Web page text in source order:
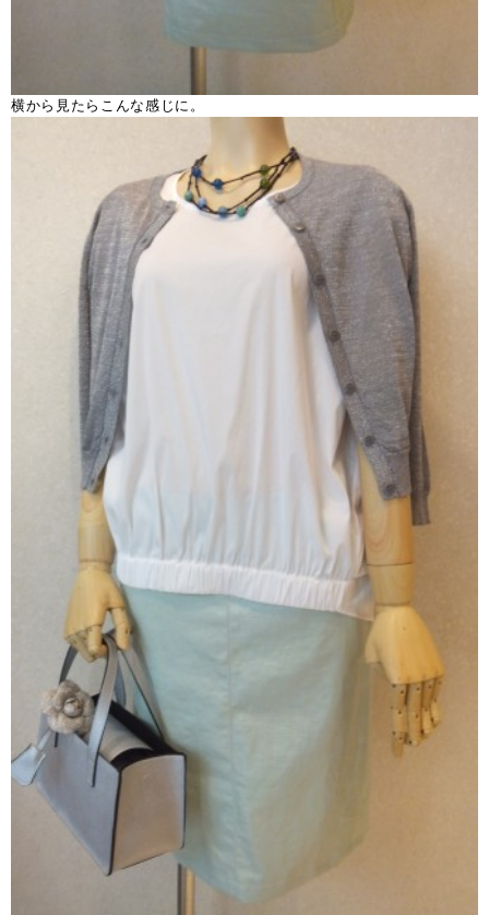
横から見たらこんな感じに。